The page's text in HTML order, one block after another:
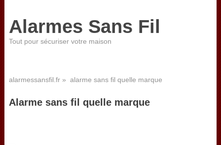
Alarmes Sans Fil
Tout pour sécuriser votre maison
alarmessansfil.fr» alarme sans fil quelle marque
Alarme sans fil quelle marque